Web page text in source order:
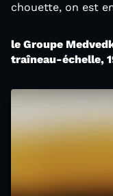
chouette, on est
le Groupe
traîneau-échelle,